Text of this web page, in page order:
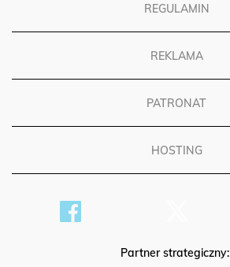
REGULAMIN
REKLAMA
PATRONAT
HOSTING
Partner strategiczny: